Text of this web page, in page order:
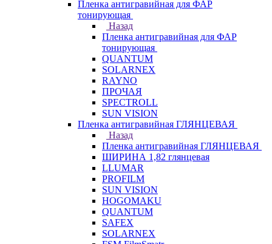
Пленка антигравийная для ФАР
тонирующая
Назад
Пленка антигравийная для ФАР
тонирующая
QUANTUM
SOLARNEX
RAYNO
ПРОЧАЯ
SPECTROLL
SUN VISION
Пленка антигравийная ГЛЯНЦЕВАЯ
Назад
Пленка антигравийная ГЛЯНЦЕВАЯ
ШИРИНА 1,82 глянцевая
LLUMAR
PROFILM
SUN VISION
HOGOMAKU
QUANTUM
SAFEX
SOLARNEX